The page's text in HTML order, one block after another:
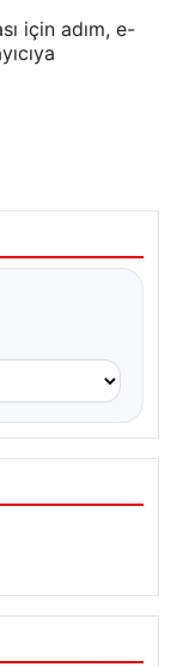
için adım, e-